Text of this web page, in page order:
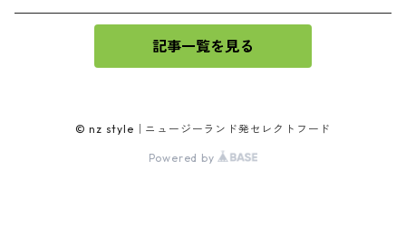
記事一覧を見る
© nz style｜ニュージーランド発セレクトフード
Powered by